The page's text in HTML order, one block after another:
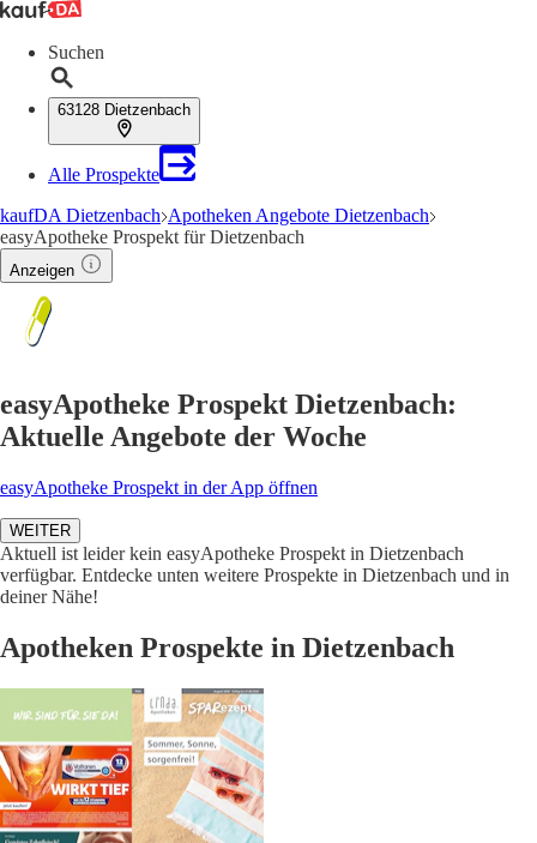
Suchen
63128 Dietzenbach
Alle Prospekte
kaufDA Dietzenbach Apotheken Angebote Dietzenbach
easyApotheke Prospekt für Dietzenbach
Anzeigen
easyApotheke Prospekt Dietzenbach:
Aktuelle Angebote der Woche
easyApotheke Prospekt in der App öffnen
WEITER
Aktuell ist leider kein easyApotheke Prospekt in Dietzenbach
verfügbar. Entdecke unten weitere Prospekte in Dietzenbach und in
deiner Nähe!
Apotheken Prospekte in Dietzenbach